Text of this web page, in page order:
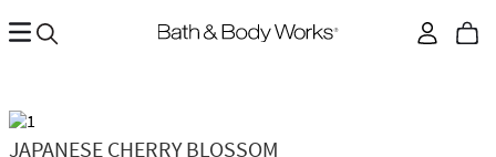
JAPANESE CHERRY BLOSSOM